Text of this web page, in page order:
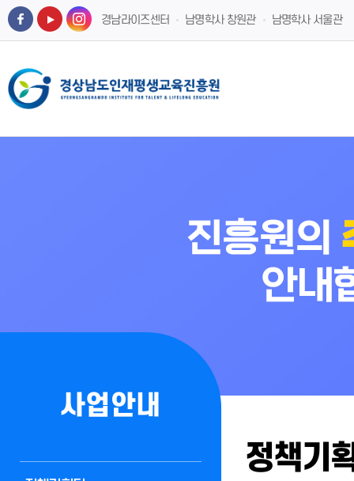
경남라이즈센터 남명학사 창원관 남명학사 서울관
사업안내
정책기